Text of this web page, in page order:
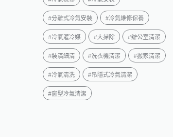
#分離式冷氣安裝 #冷氣維修保養
#冷氣灌冷媒 #大掃除 #辦公室清潔
#裝潢細清 #洗衣機清潔 #搬家清潔
#冷氣清洗 #吊隱式冷氣清潔
#窗型冷氣清潔